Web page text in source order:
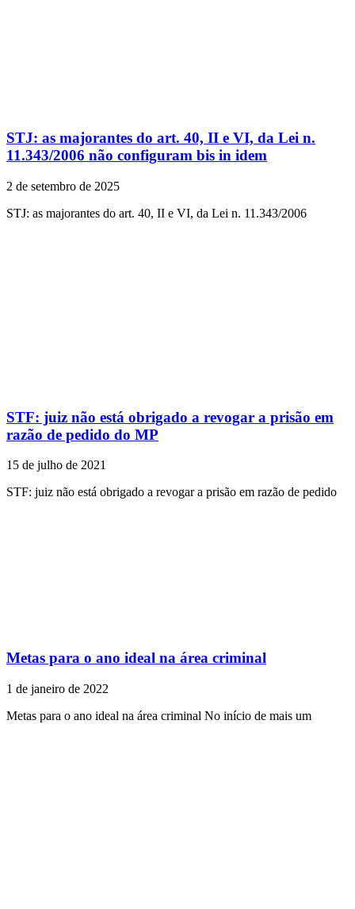
STJ: as majorantes do art. 40, II e VI, da Lei n.
11.343/2006 não configuram bis in idem
2 de setembro de 2025
STJ: as majorantes do art. 40, II e VI, da Lei n. 11.343/2006
STF: juiz não está obrigado a revogar a prisão em
razão de pedido do MP
15 de julho de 2021
STF: juiz não está obrigado a revogar a prisão em razão de pedido
Metas para o ano ideal na área criminal
1 de janeiro de 2022
Metas para o ano ideal na área criminal No início de mais um